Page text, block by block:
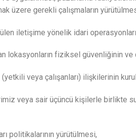
üzere gerekli çalışmaların
iletişime yönelik idari
lokasyonların fiziksel güvenliğinin ve
veya çalışanları) ilişkilerinin
veya sair üçüncü kişilerle birlikte
politikalarının yürütülmesi,